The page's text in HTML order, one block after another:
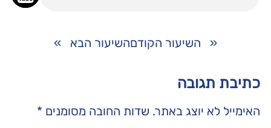
« השיעור הקודםהשיעור הבא »
כתיבת תגובה
האימייל לא יוצג באתר. שדות החובה מסומנים *